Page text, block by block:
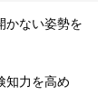
かない姿勢を
知力を高め